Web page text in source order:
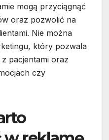
mogą przyciągnąć
oraz pozwolić na
Nie można
który pozwala
pacjentami oraz
czy